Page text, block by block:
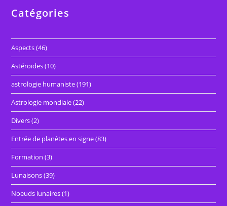
Catégories
Aspects(46)
Astéroïdes(10)
astrologie humaniste(191)
Astrologie mondiale(22)
Divers(2)
Entrée de planètes en signe(83)
Formation (3)
Lunaisons(39)
Noeuds lunaires(1)